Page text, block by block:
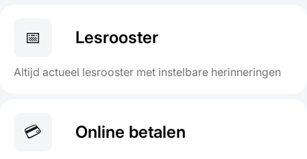
📅 Lesrooster
Altijd actueel lesrooster met instelbare herinneringen
💳 Online betalen